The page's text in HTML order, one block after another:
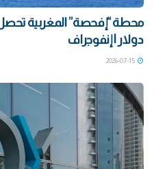
دولار | إنفوجراف